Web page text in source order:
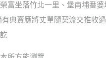
富坐落竹北一里、堡南埔番
典賣應將丈單隨契流交推收